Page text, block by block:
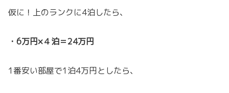
仮に！上のランクに4泊したら、
・6万円×４泊＝24万円
1番安い部屋で1泊4万円としたら、